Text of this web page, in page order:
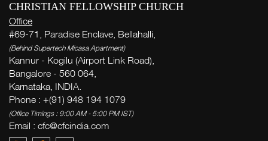
CHRISTIAN FELLOWSHIP CHURCH
Office
#69-71, Paradise Enclave, Bellahalli,
(Behind Supertech Micasa Apartment)
Kannur - Kogilu (Airport Link Road),
Bangalore - 560 064,
Karnataka, INDIA.
Phone : +(91) 948 194 1079
(Office Timings : 9:00 AM - 5:00 PM IST)
Email : cfc@cfcindia.com